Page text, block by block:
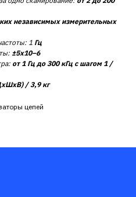
независимых измерительных
1 Гц
±5x10–6
от 1 Гц до 300 кГц с шагом 1 /
/ 3,9 кг
цепей